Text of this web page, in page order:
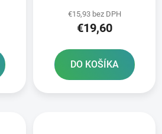
€15,93 bez DPH
€19,60
DO KOŠÍKA